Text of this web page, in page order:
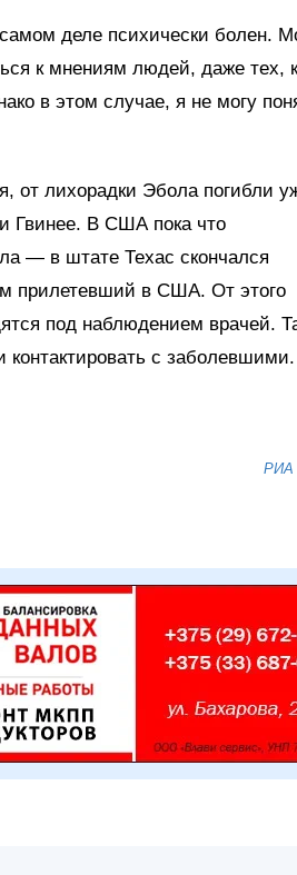
деле психически болен.
к мнениям людей, даже тех,
в этом случае, я не могу
от лихорадки Эбола погибли
Гвинее. В США пока что
— в штате Техас скончался
прилетевший в США. От этого
под наблюдением врачей.
с заболевшими.
РИА